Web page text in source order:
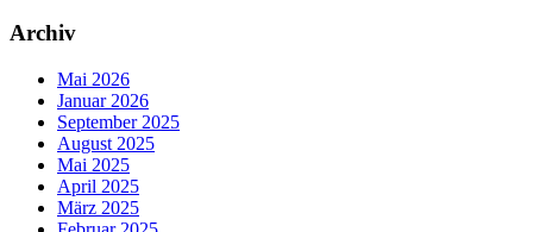
Archiv
Mai 2026
Januar 2026
September 2025
August 2025
Mai 2025
April 2025
März 2025